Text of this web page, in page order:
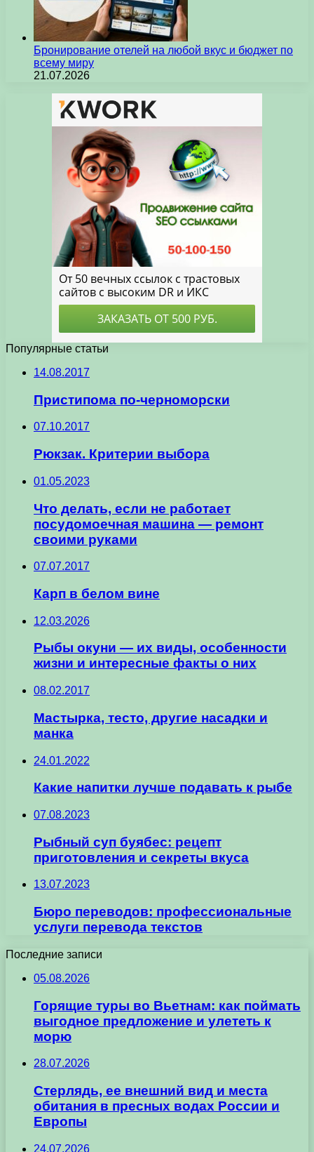
Бронирование отелей на любой вкус и бюджет по
всему миру
21.07.2026
Популярные статьи
14.08.2017
Пристипома по-черноморски
07.10.2017
Рюкзак. Критерии выбора
01.05.2023
Что делать, если не работает
посудомоечная машина — ремонт
своими руками
07.07.2017
Карп в белом вине
12.03.2026
Рыбы окуни — их виды, особенности
жизни и интересные факты о них
08.02.2017
Мастырка, тесто, другие насадки и
манка
24.01.2022
Какие напитки лучше подавать к рыбе
07.08.2023
Рыбный суп буябес: рецепт
приготовления и секреты вкуса
13.07.2023
Бюро переводов: профессиональные
услуги перевода текстов
Последние записи
05.08.2026
Горящие туры во Вьетнам: как поймать
выгодное предложение и улететь к
морю
28.07.2026
Стерлядь, ее внешний вид и места
обитания в пресных водах России и
Европы
24.07.2026